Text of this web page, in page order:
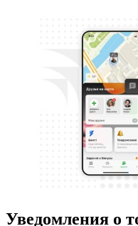
Уведомления о